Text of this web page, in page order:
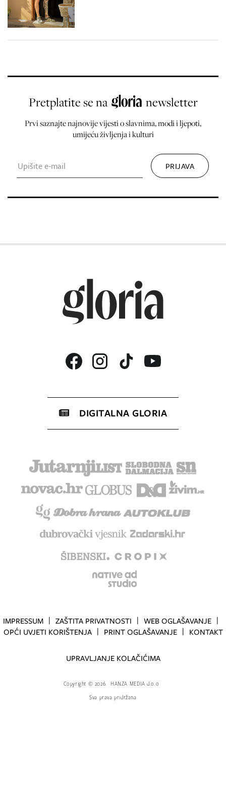
Pretplatite se na newsletter
Prvi saznajte najnovije vijesti o slavnima, modi i ljepoti,
umijeću življenja i kulturi
DIGITALNA GLORIA
IMPRESSUM ZAŠTITA PRIVATNOSTI
WEB OGLAŠAVANJE
OPĆI UVJETI KORIŠTENJA
PRINT OGLAŠAVANJE KONTAKT
UPRAVLJANJE KOLAČIĆIMA
Copyright © 2026.
HANZA MEDIA d.o.o
Sva prava pridržana